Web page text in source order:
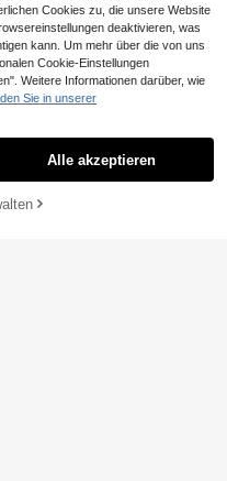
HINZUFÜGEN
Cookies zu, die unsere Website
deaktivieren, was
kann. Um mehr über die von uns
Cookie-Einstellungen
Weitere Informationen darüber, wie
Sie in unserer
Alle akzeptieren